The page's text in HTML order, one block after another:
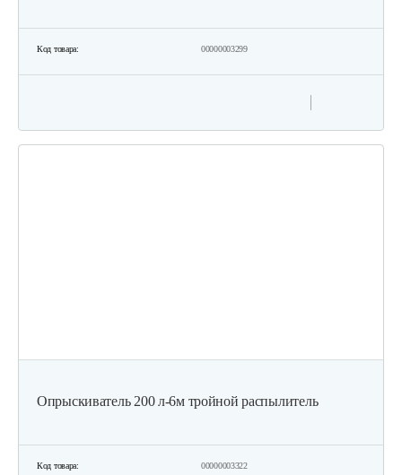
Код товара: 00000003299
Опрыскиватель 200 л-6м тройной распылитель
Код товара: 00000003322